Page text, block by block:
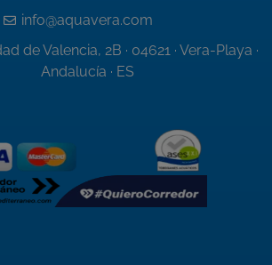
info@aquavera.com
de Valencia, 2B · 04621 · Vera-Playa ·
Andalucía · ES